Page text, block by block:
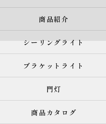
商品紹介
シーリングライト
ブラケットライト
門灯
商品カタログ